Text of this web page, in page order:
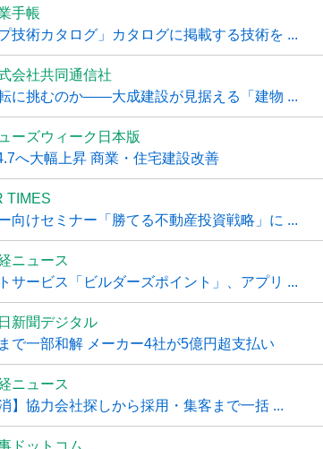
手帳
技術カタログ」カタログに掲載する技術を ...
会社共同通信社
に挑むのか――大成建設が見据える「建物 ...
ーズウィーク日本版
へ大幅上昇 商業・住宅建設改善
TIMES
向けセミナー「勝てる不動産投資戦略」に ...
ニュース
サービス「ビルダーズポイント」、アプリ ...
新聞デジタル
で一部和解 メーカー4社が5億円超支払い
ニュース
】協力会社探しから採用・集客まで一括 ...
ドットコム